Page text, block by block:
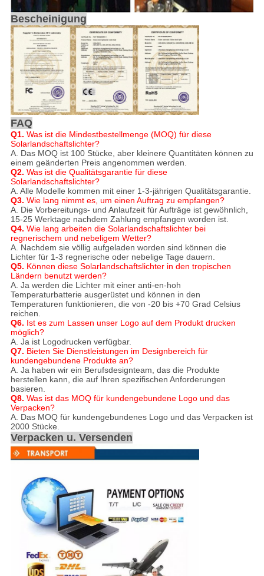
Bescheinigung
FAQ
Q1. Was ist die Mindestbestellmenge (MOQ) für diese
Solarlandschaftslichter?
A. Das MOQ ist 100 Stücke, aber kleinere Quantitäten können zu
einem geänderten Preis angenommen werden.
Q2. Was ist die Qualitätsgarantie für diese
Solarlandschaftslichter?
A. Alle Modelle kommen mit einer 1-3-jährigen Qualitätsgarantie.
Q3. Wie lang nimmt es, um einen Auftrag zu empfangen?
A. Die Vorbereitungs- und Anlaufzeit für Aufträge ist gewöhnlich,
15-25 Werktage nachdem Zahlung empfangen worden ist.
Q4. Wie lang arbeiten die Solarlandschaftslichter bei
regnerischem und nebeligem Wetter?
A. Nachdem sie völlig aufgeladen worden sind können die
Lichter für 1-3 regnerische oder nebelige Tage dauern.
Q5. Können diese Solarlandschaftslichter in den tropischen
Ländern benutzt werden?
A. Ja werden die Lichter mit einer anti-en-hoh
Temperaturbatterie ausgerüstet und können in den
Temperaturen funktionieren, die von -20 bis +70 Grad Celsius
reichen.
Q6. Ist es zum Lassen unser Logo auf dem Produkt drucken
möglich?
A. Ja ist Logodrucken verfügbar.
Q7. Bieten Sie Dienstleistungen im Designbereich für
kundengebundene Produkte an?
A. Ja haben wir ein Berufsdesignteam, das die Produkte
herstellen kann, die auf Ihren spezifischen Anforderungen
basieren.
Q8. Was ist das MOQ für kundengebundene Logo und das
Verpacken?
A. Das MOQ für kundengebundenes Logo und das Verpacken ist
2000 Stücke.
Verpacken u. Versenden